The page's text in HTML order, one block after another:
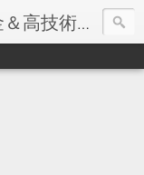
岐阜市のネイルNANAは低料金＆高技術のお店